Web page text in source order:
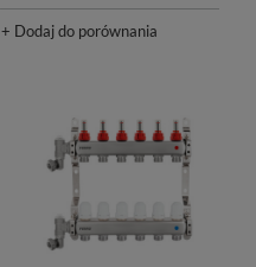
+ Dodaj do porównania